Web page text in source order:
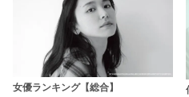
女優ランキング【総合】